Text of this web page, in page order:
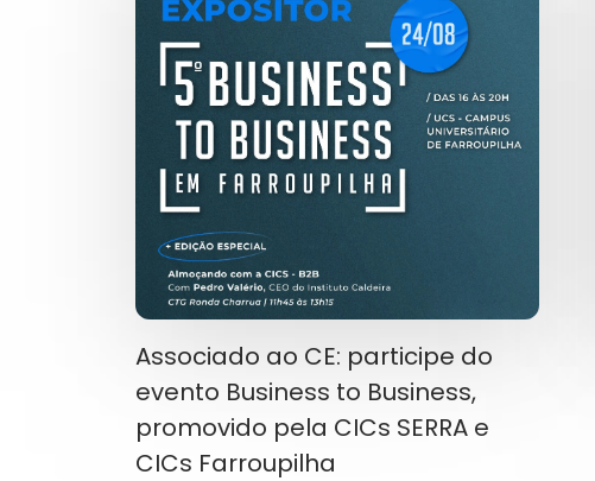
Associado ao CE: participe do
evento Business to Business,
promovido pela CICs SERRA e
CICs Farroupilha